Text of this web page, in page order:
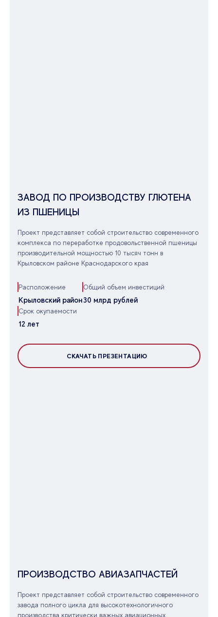
ЗАВОД ПО ПРОИЗВОДСТВУ ГЛЮТЕНА
ИЗ ПШЕНИЦЫ
Проект представляет собой строительство современного
комплекса по переработке продовольственной пшеницы
производительной мощностью 10 тысяч тонн в
Крыловском районе Краснодарского края
Расположение
Крыловский район
Общий объем инвестиций
30 млрд рублей
Срок окупаемости
12 лет
СКАЧАТЬ ПРЕЗЕНТАЦИЮ
ПРОИЗВОДСТВО АВИАЗАПЧАСТЕЙ
Проект представляет собой строительство современного
завода полного цикла для высокотехнологичного
производства критически важных авиационных